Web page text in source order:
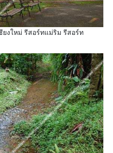
ยงใหม่ รีสอร์ทแม่ริม รีสอร์ท